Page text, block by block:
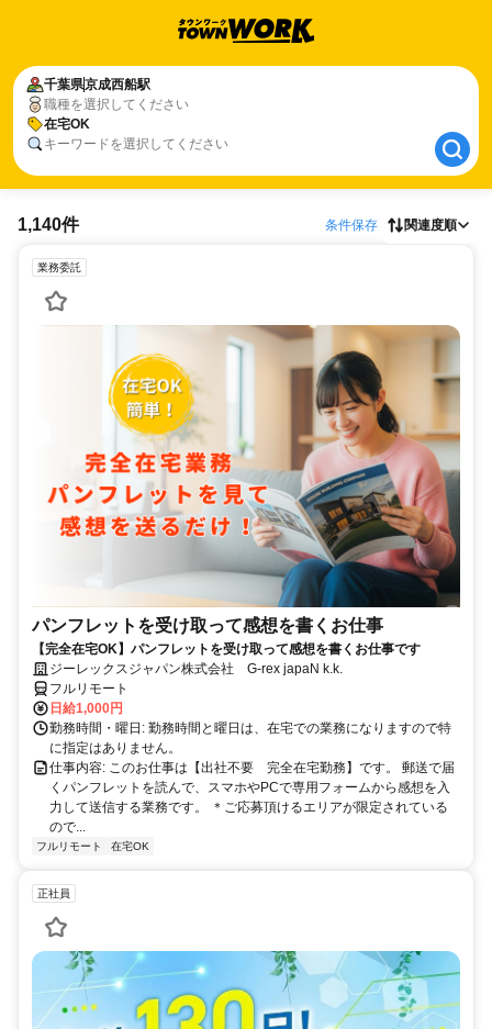
千葉県京成西船駅
職種を選択してください
在宅OK
キーワードを選択してください
千葉県京成西船駅
在宅OK
1,140件 条件保存 関連度順
業務委託
パンフレットを受け取って感想を書くお仕事
【完全在宅OK】パンフレットを受け取って感想を書くお仕事です
ジーレックスジャパン株式会社 G-rex japaN k.k.
フルリモート
日給1,000円
勤務時間・曜日: 勤務時間と曜日は、在宅での業務になりますので特
に指定はありません。
仕事内容: このお仕事は【出社不要 完全在宅勤務】です。 郵送で届
くパンフレットを読んで、スマホやPCで専用フォームから感想を入
力して送信する業務です。 ＊ご応募頂けるエリアが限定されている
ので...
フルリモート 在宅OK
正社員